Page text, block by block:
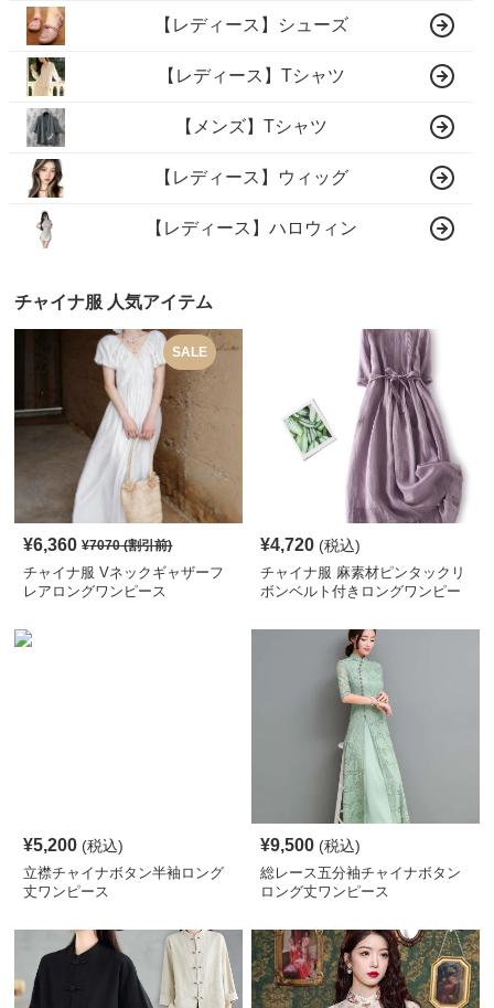
【レディース】シューズ
【レディース】Tシャツ
【メンズ】Tシャツ
【レディース】ウィッグ
【レディース】ハロウィン
チャイナ服 人気アイテム
SALE
¥6,360 ¥7070(割引前)
チャイナ服 Vネックギャザーフ
レアロングワンピース
¥4,720 (税込)
チャイナ服 麻素材ピンタックリ
ボンベルト付きロングワンピー
¥5,200 (税込)
立襟チャイナボタン半袖ロング
丈ワンピース
¥9,500 (税込)
総レース五分袖チャイナボタン
ロング丈ワンピース